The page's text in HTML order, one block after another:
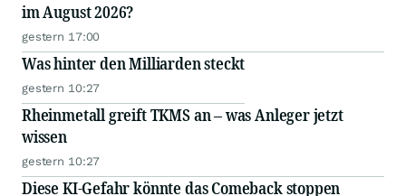
im August 2026?
gestern 17:00
Was hinter den Milliarden steckt
gestern 10:27
Rheinmetall greift TKMS an – was Anleger jetzt
wissen
gestern 10:27
Diese KI-Gefahr könnte das Comeback stoppen